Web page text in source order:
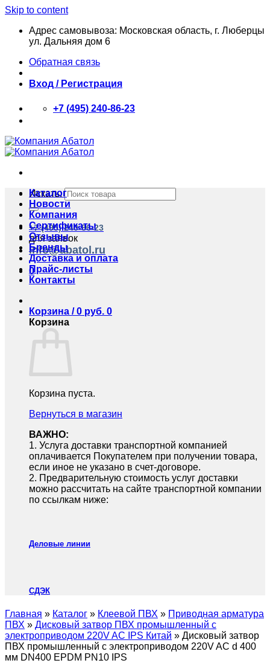
Skip to content
Адрес самовывоза: Московская область, г. Люберцы
ул. Дальняя дом 6
Обратная связь
Вход / Регистрация
+7 (495) 240-86-23
Искать:
+7 (495) 240-86-23
для заявок
info@abatol.ru
0
Каталог
Новости
Компания
Сертификаты
Отзывы
Бренды
Доставка и оплата
Прайс-листы
Контакты
Корзина /0 руб. 0
Корзина
Корзина пуста.
Вернуться в магазин
ВАЖНО:
1.⁠ ⁠Услуга доставки транспортной компанией
оплачивается Покупателем при получении товара,
если иное не указано в счет-договоре.
2.⁠ ⁠Предварительную стоимость услуг доставки
можно рассчитать на сайте транспортной компании
по ссылкам ниже:
Деловые линии
СДЭК
Главная » Каталог » Клеевой ПВХ » Приводная арматура
ПВХ » Дисковый затвор ПВХ промышленный с
электроприводом 220V AC IPS Китай » Дисковый затвор
ПВХ промышленный с электроприводом 220V AC d 400
мм DN400 EPDM PN10 IPS